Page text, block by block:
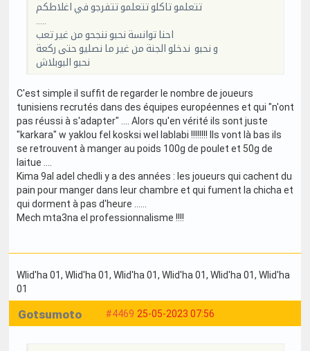
تتعلمو تاكلو تتعلمو تتفرجو في اغلاطكم
احنا توانسة نحبو ننجحو من غير تعب
و نحبو ندخلو الجنة من غير ما نصليو حتى ركعة
نحبو البوبلاش
C'est simple il suffit de regarder le nombre de joueurs
tunisiens recrutés dans des équipes européennes et qui "n'ont
pas réussi à s'adapter" .... Alors qu'en vérité ils sont juste
"karkara" w yaklou fel kosksi wel lablabi !!!!!!!! Ils vont là bas ils
se retrouvent à manger au poids 100g de poulet et 50g de
laitue ....
Kima 9al adel chedli y a des années : les joueurs qui cachent du
pain pour manger dans leur chambre et qui fument la chicha et
qui dorment à pas d'heure ......
Mech mta3na el professionnalisme !!!!
Wlid'ha 01, Wlid'ha 01, Wlid'ha 01, Wlid'ha 01, Wlid'ha 01, Wlid'ha
01
#4469 25-05-2023 07:56
Gotsumoto